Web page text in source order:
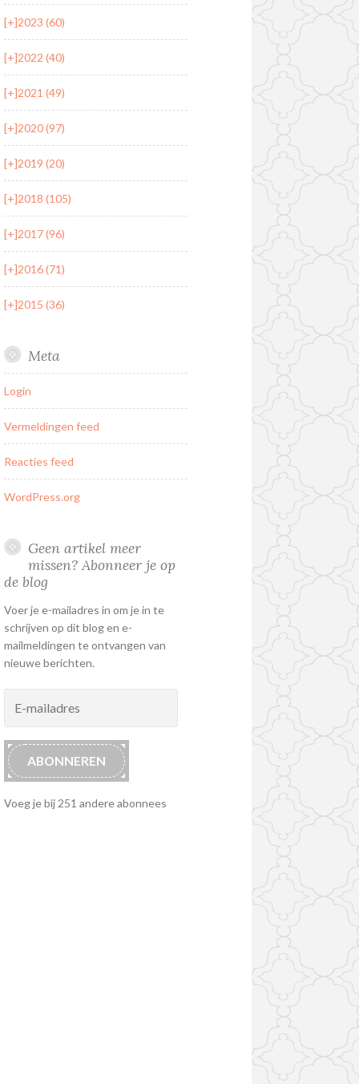
[+]2023 (60)
[+]2022 (40)
[+]2021 (49)
[+]2020 (97)
[+]2019 (20)
[+]2018 (105)
[+]2017 (96)
[+]2016 (71)
[+]2015 (36)
Meta
Login
Vermeldingen feed
Reacties feed
WordPress.org
Geen artikel meer
missen? Abonneer je op
de blog
Voer je e-mailadres in om je in te
schrijven op dit blog en e-
mailmeldingen te ontvangen van
nieuwe berichten.
mailadres
ABONNEREN
Voeg je bij 251 andere abonnees